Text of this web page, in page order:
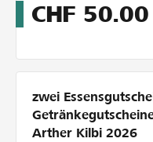
auf
10
CHF 50.00
zwei
Arther Kilbi 2026